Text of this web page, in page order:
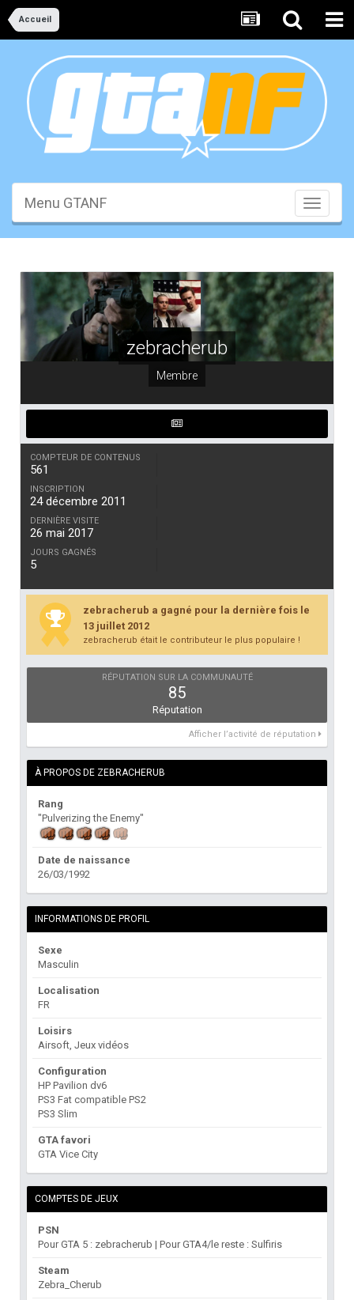
Accueil
Toggle
Menu GTANF
zebracherub
Membre
COMPTEUR DE CONTENUS
561
INSCRIPTION
24 décembre 2011
DERNIÈRE VISITE
26 mai 2017
JOURS GAGNÉS
5
zebracherub a gagné pour la dernière fois le
13 juillet 2012
zebracherub était le contributeur le plus populaire !
RÉPUTATION SUR LA COMMUNAUTÉ
85
Réputation
Afficher l’activité de réputation
À PROPOS DE ZEBRACHERUB
Rang
"Pulverizing the Enemy"
Date de naissance
26/03/1992
INFORMATIONS DE PROFIL
Sexe
Masculin
Localisation
FR
Loisirs
Airsoft, Jeux vidéos
Configuration
HP Pavilion dv6
PS3 Fat compatible PS2
PS3 Slim
GTA favori
GTA Vice City
COMPTES DE JEUX
PSN
Pour GTA 5 : zebracherub | Pour GTA4/le reste : Sulfiris
Steam
Zebra_Cherub